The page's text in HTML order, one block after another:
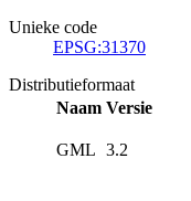
Unieke code
EPSG:31370
Distributieformaat
Naam Versie
GML 3.2